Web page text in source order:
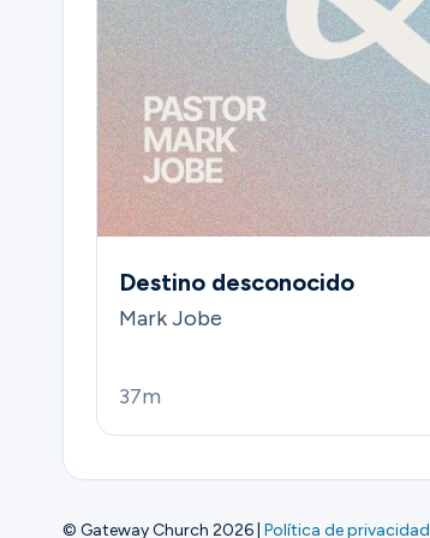
Destino desconocido
Mark Jobe
37m
© Gateway Church 2026 Política de privacidad